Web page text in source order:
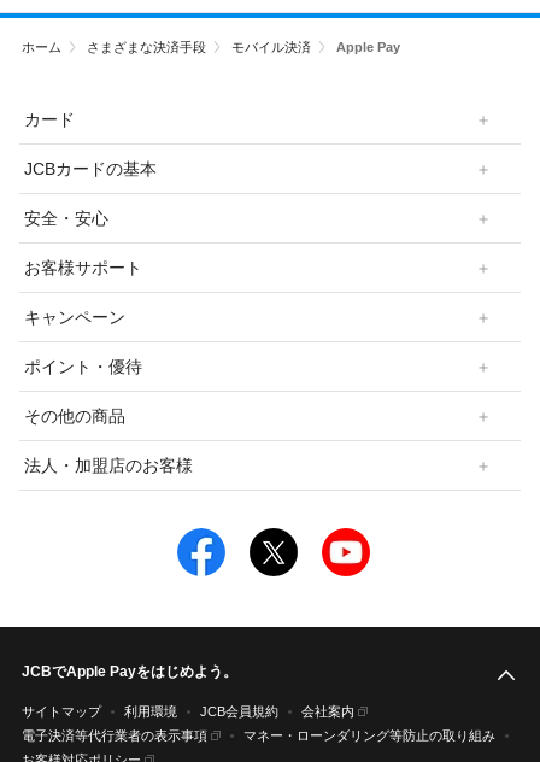
ホーム さまざまな決済手段 モバイル決済 Apple Pay
カード
JCBカードの基本
安全・安心
お客様サポート
キャンペーン
ポイント・優待
その他の商品
法人・加盟店のお客様
JCBでApple Payをはじめよう。
サイトマップ 利用環境 JCB会員規約
会社案内
電子決済等代行業者の表示事項
マネー・ローンダリング等防止の取り組み